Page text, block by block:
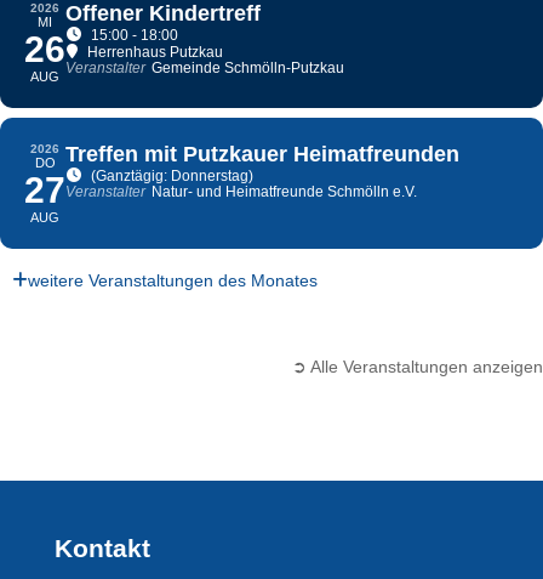
2026
MI
26
AUG
Offener Kindertreff
15:00 - 18:00
Herrenhaus Putzkau
Veranstalter Gemeinde Schmölln-Putzkau
2026
DO
27
AUG
Treffen mit Putzkauer Heimatfreunden
(Ganztägig: Donnerstag)
Veranstalter Natur- und Heimatfreunde Schmölln e.V.
weitere Veranstaltungen des Monates
➲ Alle Veranstaltungen anzeigen
Kontakt